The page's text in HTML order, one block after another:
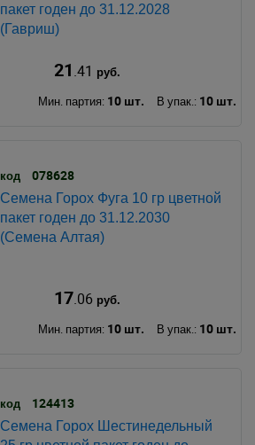
пакет годен до 31.12.2028
(Гавриш)
21.41 руб.
Мин. партия: 10 шт. В упак.: 10 шт.
код 078628
Семена Горох Фуга 10 гр цветной
пакет годен до 31.12.2030
(Семена Алтая)
17.06 руб.
Мин. партия: 10 шт. В упак.: 10 шт.
код 124413
Семена Горох Шестинедельный